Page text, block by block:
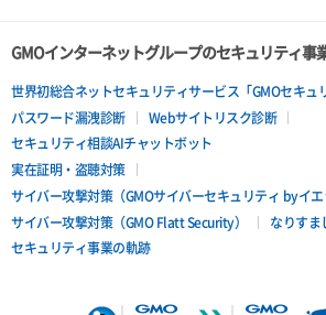
GMOインターネットグループのセキュリティ事
世界初総合ネットセキュリティサービス「GMOセキュ
パスワード漏洩診断
Webサイトリスク診断
セキュリティ相談AIチャットボット
実在証明・盗聴対策
サイバー攻撃対策（GMOサイバーセキュリティ byイエ
サイバー攻撃対策（GMO Flatt Security）
なりすま
セキュリティ事業の軌跡